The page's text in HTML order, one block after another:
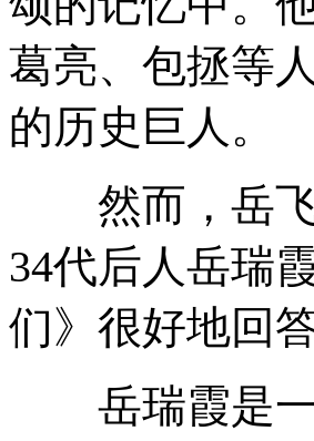
葛亮、包拯等
的历史巨人。
然而，岳飞
34代后人岳瑞
们》很好地回
岳瑞霞是一